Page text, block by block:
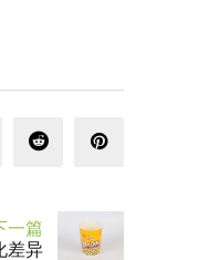
一篇
差异